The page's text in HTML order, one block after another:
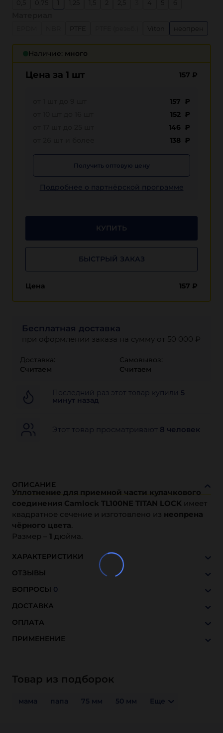
Наличие: много
Цена за 1 шт 157 ₽
157 ₽
152 ₽
146 ₽
138 ₽
Получить оптовую цену
Подробнее о партнёрской программе
КУПИТЬ
БЫСТРЫЙ ЗАКАЗ
Цена 157 ₽
Бесплатная доставка
при оформлении заказа на сумму от 50 000 ₽
Доставка:
Считаем
Самовывоз:
Считаем
Последний раз этот товар купили 5
минут назад
Этот товар просматривают 8 человек
0,75 6
ОПИСАНИЕ
Уплотнение для приемной части кулачкового
соединения Camlock TL100NE TITAN LOCK имеет
квадратное сечение и изготовлено из неопрена
чёрного цвета.
Размер – 1 дюйма.
ХАРАКТЕРИСТИКИ
ОТЗЫВЫ
ВОПРОСЫ 0
ДОСТАВКА
ОПЛАТА
ПРИМЕНЕНИЕ
Товар из подборок
мама папа 75 мм 50 мм Еще